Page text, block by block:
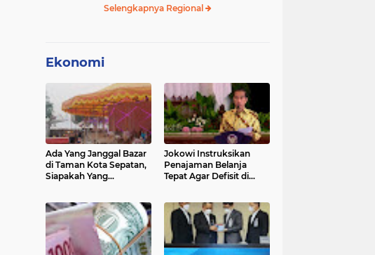
Selengkapnya Regional
Ekonomi
Ada Yang Janggal Bazar
di Taman Kota Sepatan,
Siapakah Yang
Jokowi Instruksikan
Penajaman Belanja
Tepat Agar Defisit di